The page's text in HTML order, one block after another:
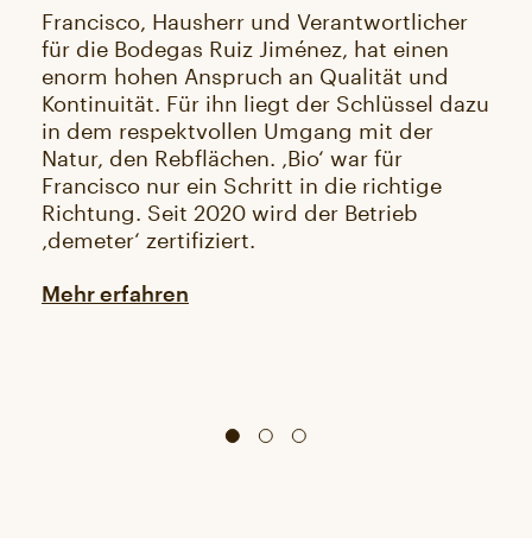
Francisco, Hausherr und Verantwortlicher
für die Bodegas Ruiz Jiménez, hat einen
enorm hohen Anspruch an Qualität und
Kontinuität. Für ihn liegt der Schlüssel dazu
in dem respektvollen Umgang mit der
Natur, den Rebflächen. ‚Bio‘ war für
Francisco nur ein Schritt in die richtige
Richtung. Seit 2020 wird der Betrieb
‚demeter‘ zertifiziert.
Mehr erfahren